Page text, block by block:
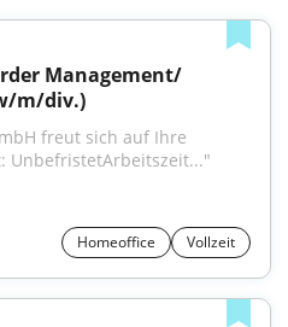
Management/
m/div.)
freut sich auf Ihre
UnbefristetArbeitszeit..."
Homeoffice Vollzeit